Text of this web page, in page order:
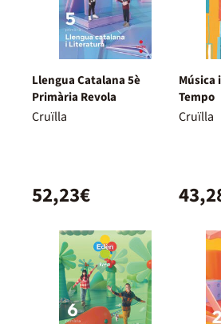
Llengua Catalana 5è
Primària Revola
Cruïlla
52,23€
Música
Tempo
Cruïlla